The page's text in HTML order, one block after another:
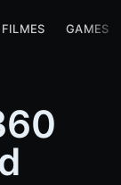
FILMES GAMES